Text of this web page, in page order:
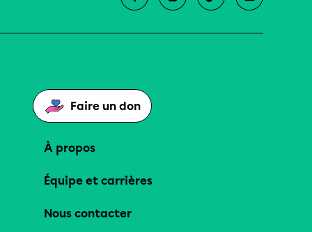
Faire un don
À propos
Équipe et carrières
Nous contacter